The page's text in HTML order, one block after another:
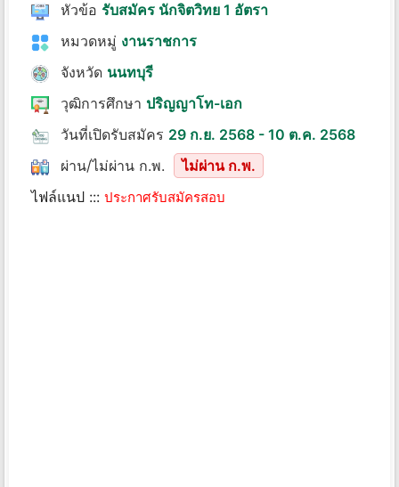
หัวข้อ รับสมัคร นักจิตวิทย 1 อัตรา
หมวดหมู่ งานราชการ
จังหวัด นนทบุรี
วุฒิการศึกษา ปริญญาโท-เอก
วันที่เปิดรับสมัคร 29 ก.ย. 2568 - 10 ต.ค. 2568
ผ่าน/ไม่ผ่าน ก.พ.
ไม่ผ่าน ก.พ.
ไฟล์แนป ::: ประกาศรับสมัครสอบ